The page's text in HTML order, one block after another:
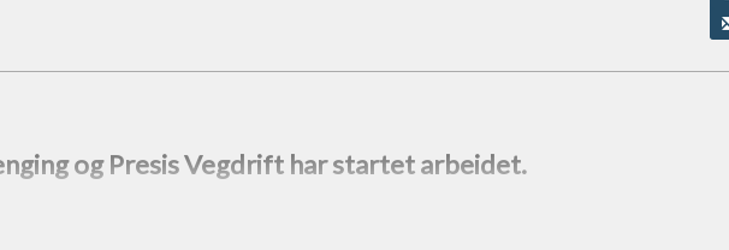
og Presis Vegdrift har startet arbeidet.